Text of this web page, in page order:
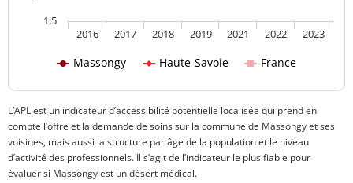
Massongy Haute-Savoie France
2016 2017 2018 2019 2021 2022 2023
1,5
L’APL est un indicateur d’accessibilité potentielle localisée qui prend en
compte l’offre et la demande de soins sur la commune de Massongy et ses
voisines, mais aussi la structure par âge de la population et le niveau
d’activité des professionnels. Il s’agit de l’indicateur le plus fiable pour
évaluer si Massongy est un désert médical.